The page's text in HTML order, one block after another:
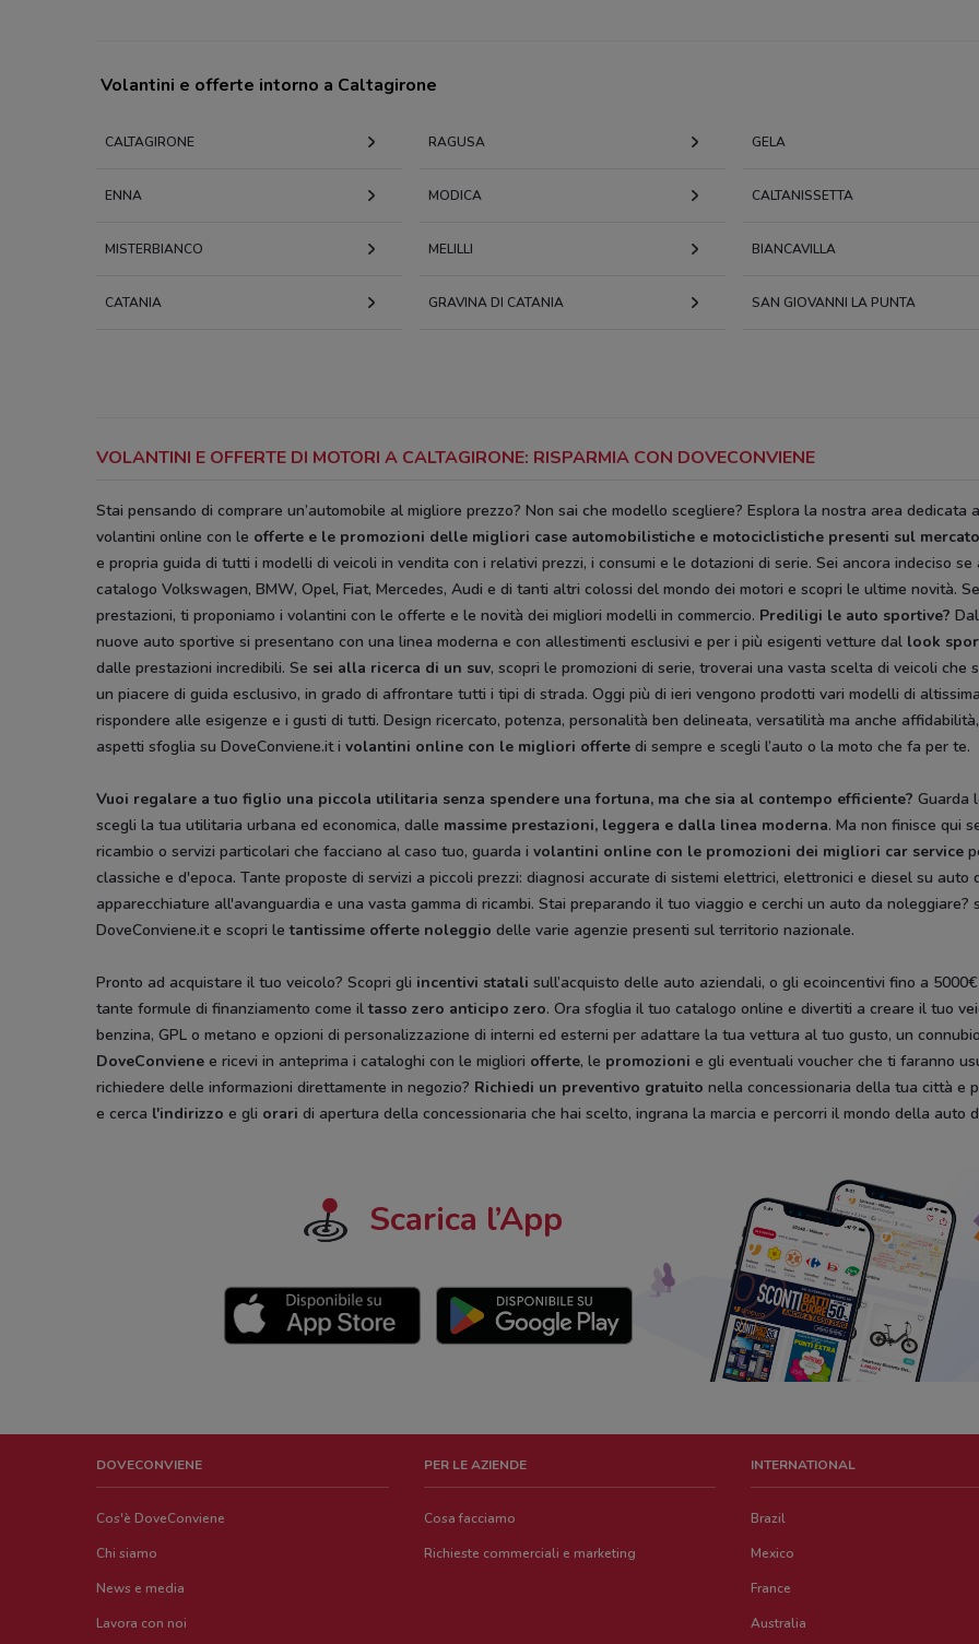
Volantini e offerte intorno a Caltagirone
CALTAGIRONE RAGUSA GELA
ENNA MODICA CALTANISSETTA
MISTERBIANCO MELILLI BIANCAVILLA
CATANIA GRAVINA DI CATANIA SAN GIOVANNI LA PUNTA
VOLANTINI E OFFERTE DI MOTORI A CALTAGIRONE: RISPARMIA CON DOVECONVIENE
Stai pensando di comprare un’automobile al migliore prezzo? Non sai che modello scegliere? Esplora la nostra area
volantini online con le offerte e le promozioni delle migliori case automobilistiche e motociclistiche presenti sul
e propria guida di tutti i modelli di veicoli in vendita con i relativi prezzi, i consumi e le dotazioni di serie. Sei ancora indeciso
catalogo Volkswagen, BMW, Opel, Fiat, Mercedes, Audi e di tanti altri colossi del mondo dei motori e scopri le ultime novità.
prestazioni, ti proponiamo i volantini con le offerte e le novità dei migliori modelli in commercio. Prediligi le auto sportive?
nuove auto sportive si presentano con una linea moderna e con allestimenti esclusivi e per i più esigenti vetture dal look
dalle prestazioni incredibili. Se sei alla ricerca di un suv, scopri le promozioni di serie, troverai una vasta scelta di veicoli che
un piacere di guida esclusivo, in grado di affrontare tutti i tipi di strada. Oggi più di ieri vengono prodotti vari modelli di
rispondere alle esigenze e i gusti di tutti. Design ricercato, potenza, personalità ben delineata, versatilità ma anche
aspetti sfoglia su DoveConviene.it i volantini online con le migliori offerte di sempre e scegli l’auto o la moto che fa per te.
Vuoi regalare a tuo figlio una piccola utilitaria senza spendere una fortuna, ma che sia al contempo efficiente? Guarda
scegli la tua utilitaria urbana ed economica, dalle massime prestazioni, leggera e dalla linea moderna. Ma non finisce qui
ricambio o servizi particolari che facciano al caso tuo, guarda i volantini online con le promozioni dei migliori car service
classiche e d'epoca. Tante proposte di servizi a piccoli prezzi: diagnosi accurate di sistemi elettrici, elettronici e diesel su
apparecchiature all'avanguardia e una vasta gamma di ricambi. Stai preparando il tuo viaggio e cerchi un auto da
DoveConviene.it e scopri le tantissime offerte noleggio delle varie agenzie presenti sul territorio nazionale.
Pronto ad acquistare il tuo veicolo? Scopri gli incentivi statali sull’acquisto delle auto aziendali, o gli ecoincentivi fino a
tante formule di finanziamento come iltasso zero anticipo zero. Ora sfoglia il tuo catalogo online e divertiti a creare il tuo
benzina, GPL o metano e opzioni di personalizzazione di interni ed esterni per adattare la tua vettura al tuo gusto, un
DoveConviene e ricevi in anteprima i cataloghi con le migliori offerte, le promozioni e gli eventuali voucher che ti faranno
richiedere delle informazioni direttamente in negozio? Richiedi un preventivo gratuito nella concessionaria della tua città e
e cerca l'indirizzo e gli orari di apertura della concessionaria che hai scelto, ingrana la marcia e percorri il mondo della auto
Scarica l’App
DOVECONVIENE
Cos'è DoveConviene
Chi siamo
News e media
Lavora con noi
PER LE AZIENDE
Cosa facciamo
Richieste commerciali e marketing
INTERNATIONAL
Brazil
Mexico
France
Australia